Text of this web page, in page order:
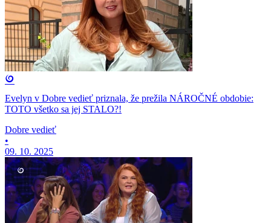
Evelyn v Dobre vedieť priznala, že prežila NÁROČNÉ obdobie:
TOTO všetko sa jej STALO?!
Dobre vedieť
•
09. 10. 2025